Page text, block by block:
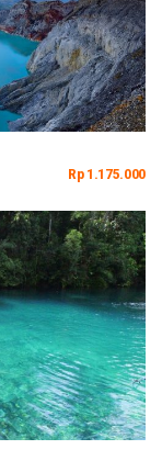
Rp 1.175.000